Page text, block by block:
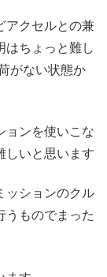
アクセルとの兼
はちょっと難し
がない状態か
ョンを使いこな
しいと思います
ッションのクル
うものでまった